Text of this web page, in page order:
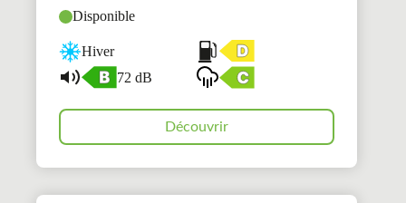
Disponible
Hiver
72 dB
Découvrir